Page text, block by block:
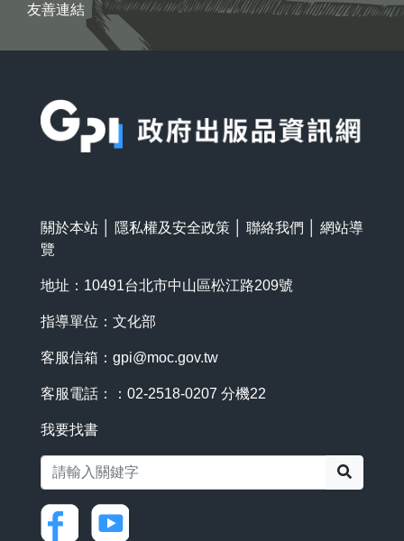
友善連結
關於本站 隱私權及安全政策 聯絡我們
網站導
覽
地址：10491台北市中山區松江路209號
指導單位：文化部
客服信箱： gpi@moc.gov.tw
客服電話：：02-2518-0207 分機22
我要找書